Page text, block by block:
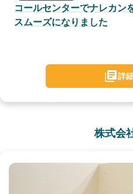
コールセンターでナレカン
スムーズになりました
詳
株式会